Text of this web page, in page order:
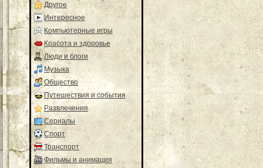
Другое
Интересное
Компьютерные игры
Красота и здоровье
Люди и блоги
Музыка
Общество
Путешествия и события
Развлечения
Сериалы
Спорт
Транспорт
Фильмы и анимация